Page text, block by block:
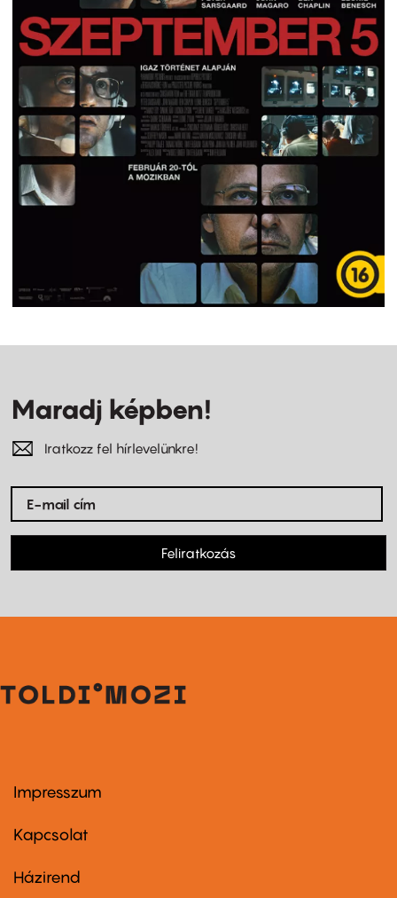
Maradj képben!
Iratkozz fel hírlevelünkre!
Feliratkozás
Footer
first
Impresszum
Kapcsolat
Footer
Házirend